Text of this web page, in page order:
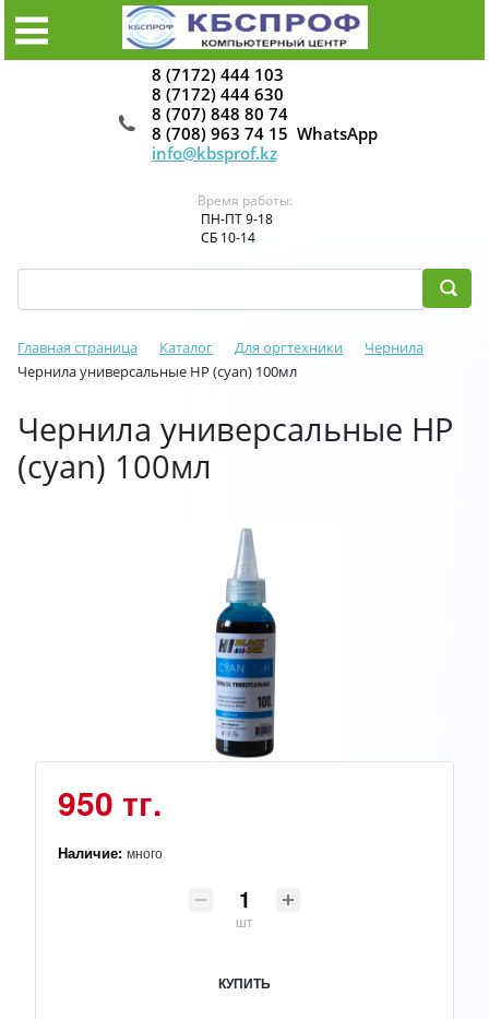
8 (7172) 444 103
8 (7172) 444 630
8 (707) 848 80 74
8 (708) 963 74 15 WhatsApp
info@kbsprof.kz
Время работы:
ПН-ПТ 9-18
СБ 10-14
Главная страница Каталог Для оргтехники
Чернила
Чернила универсальные HP (cyan) 100мл
Чернила универсальные HP
(cyan) 100мл
950 тг.
Наличие: много
шт
КУПИТЬ